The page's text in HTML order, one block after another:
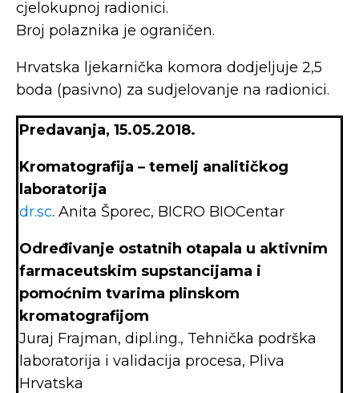
cjelokupnoj radionici.
Broj polaznika je ograničen.
Hrvatska ljekarnička komora dodjeljuje 2,5
boda (pasivno) za sudjelovanje na radionici.
Predavanja, 15.05.2018.
Kromatografija – temelj analitičkog
laboratorija
dr.sc. Anita Šporec, BICRO BIOCentar
Određivanje ostatnih otapala u aktivnim
farmaceutskim supstancijama i
pomoćnim tvarima plinskom
kromatografijom
Juraj Frajman, dipl.ing., Tehnička podrška
laboratorija i validacija procesa, Pliva
Hrvatska